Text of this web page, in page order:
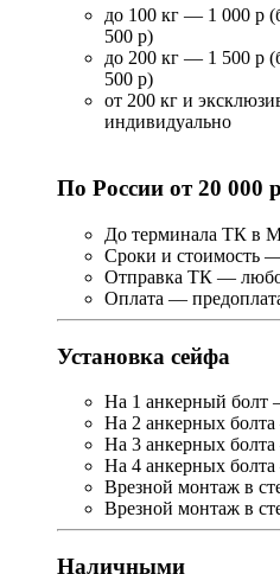
до 100 кг — 1 000 р
500 р)
до 200 кг — 1 500 р
500 р)
от 200 кг и
индивидуально
По России от 20 000 р
До терминала ТК в
Сроки и стоимость
Отправка ТК —
Оплата —
Установка сейфа
На 1 анкерный болт
На 2 анкерных
На 3 анкерных
На 4 анкерных
Врезной монтаж в
Врезной монтаж в
Наличными